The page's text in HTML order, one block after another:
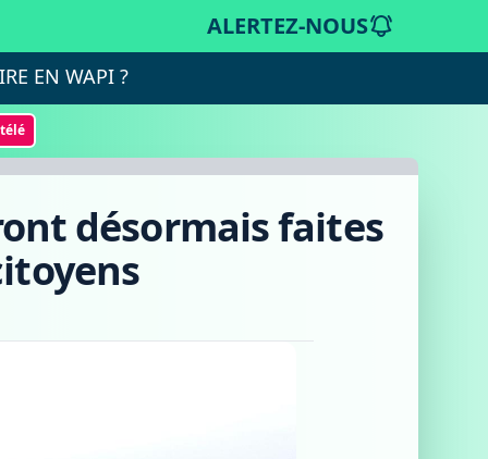
ALERTEZ-NOUS
EN WAPI ?
désormais faites